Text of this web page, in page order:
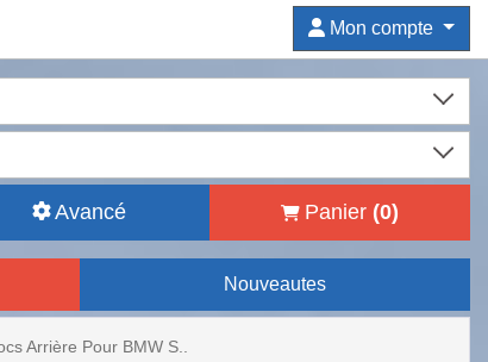
Mon compte
Avancé Panier (0)
Nouveautes
Arrière Pour BMW S..